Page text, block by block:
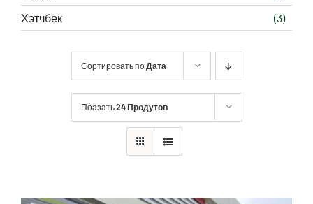
Хэтчбек
(3)
Сортировать по Дата
Поазать24 Продутов